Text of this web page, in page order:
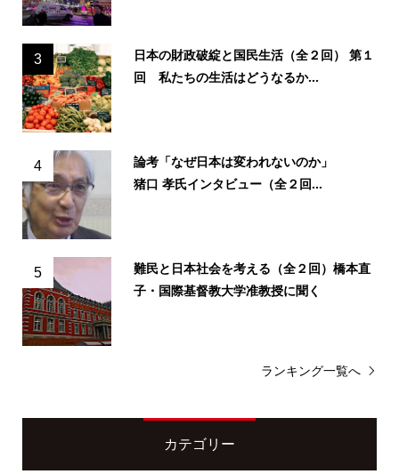
3
日本の財政破綻と国民生活（全２回） 第１
回 私たちの生活はどうなるか...
4
論考「なぜ日本は変われないのか」
猪口 孝氏インタビュー（全２回...
5
難民と日本社会を考える（全２回）橋本直
子・国際基督教大学准教授に聞く
ランキング一覧へ
カテゴリー